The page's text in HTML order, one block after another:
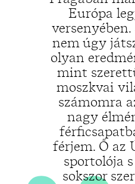
Európa
nem úgy
olyan
mint
moszkvai
számomra
nagy
férjem. Ő az
sportolója
sokszor